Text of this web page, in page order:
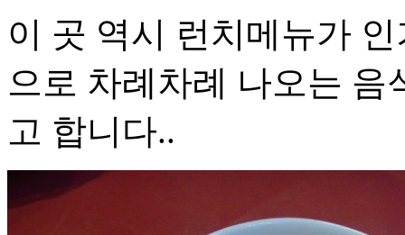
이 곳 역시 런치메뉴가
으로 차례차례 나오는 음
고 합니다..